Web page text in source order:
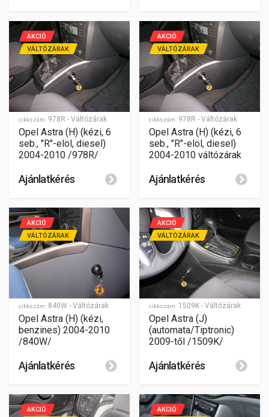
cikkszám: 978R - Váltózárak
AKCIÓ
VÁLTÓZÁRAK
Opel Astra (H) (kézi, 6
seb., "R"-elöl, diesel)
2004-2010 /978R/
Ajánlatkérés
cikkszám: 978R - Váltózárak
AKCIÓ
VÁLTÓZÁRAK
Opel Astra (H) (kézi, 6
seb., "R"-elöl, diesel)
2004-2010 váltózárak
Ajánlatkérés
cikkszám: 840W - Váltózárak
AKCIÓ
VÁLTÓZÁRAK
Opel Astra (H) (kézi,
benzines) 2004-2010
/840W/
Ajánlatkérés
cikkszám: 1509K - Váltózárak
AKCIÓ
VÁLTÓZÁRAK
Opel Astra (J)
(automata/Tiptronic)
2009-től /1509K/
Ajánlatkérés
AKCIÓ
AKCIÓ